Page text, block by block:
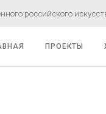
российского
ПРОЕКТЫ